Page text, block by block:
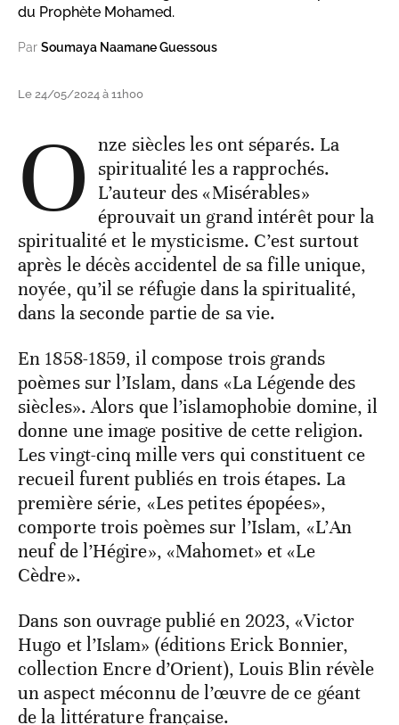
du Prophète Mohamed.
Par Soumaya Naamane Guessous
Le 24/05/2024 à 11h00
O nze siècles les ont séparés. La
spiritualité les a rapprochés.
L’auteur des «Misérables»
éprouvait un grand intérêt pour la
spiritualité et le mysticisme. C’est surtout
après le décès accidentel de sa fille unique,
noyée, qu’il se réfugie dans la spiritualité,
dans la seconde partie de sa vie.
En 1858-1859, il compose trois grands
poèmes sur l’Islam, dans «La Légende des
siècles». Alors que l’islamophobie domine, il
donne une image positive de cette religion.
Les vingt-cinq mille vers qui constituent ce
recueil furent publiés en trois étapes. La
première série, «Les petites épopées»,
comporte trois poèmes sur l’Islam, «L’An
neuf de l’Hégire», «Mahomet» et «Le
Cèdre».
Dans son ouvrage publié en 2023, «Victor
Hugo et l’Islam» (éditions Erick Bonnier,
collection Encre d’Orient), Louis Blin révèle
un aspect méconnu de l’œuvre de ce géant
de la littérature française.